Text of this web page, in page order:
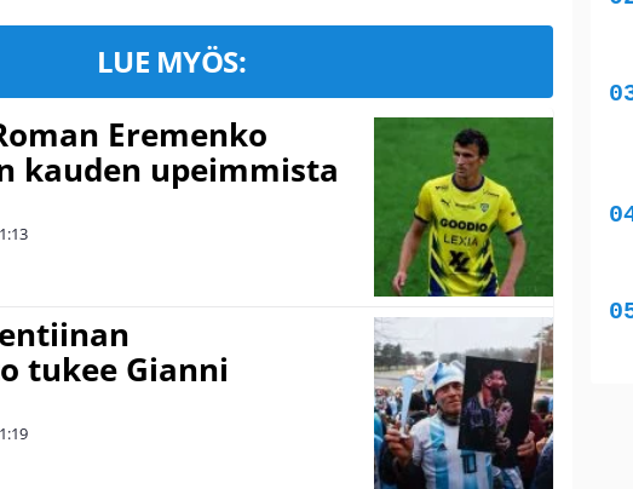
LUE MYÖS:
Eremenko
kauden upeimmista
tukee Gianni